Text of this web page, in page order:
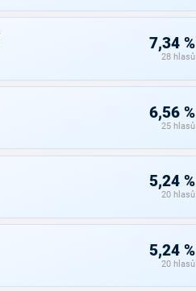
7,34 %
28 hlasů
6,56 %
25 hlasů
5,24 %
20 hlasů
5,24 %
20 hlasů